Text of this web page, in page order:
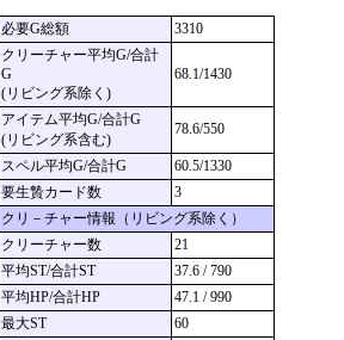
必要G総額
3310
クリーチャー平均G/合計
G
(リビング系除く)
68.1/1430
アイテム平均G/合計G
(リビング系含む)
78.6/550
スペル平均G/合計G
60.5/1330
要生贄カード数
3
クリ－チャー情報（リビング系除く）
クリーチャー数
21
平均ST/合計ST
37.6 / 790
平均HP/合計HP
47.1 / 990
最大ST
60